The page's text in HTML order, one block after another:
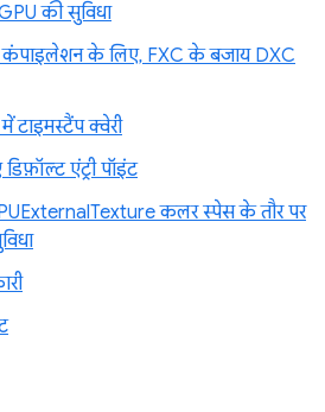
की सुविधा
के लिए, FXC के बजाय DXC
टाइमस्टैंप क्वेरी
एंट्री पॉइंट
कलर स्पेस के तौर पर